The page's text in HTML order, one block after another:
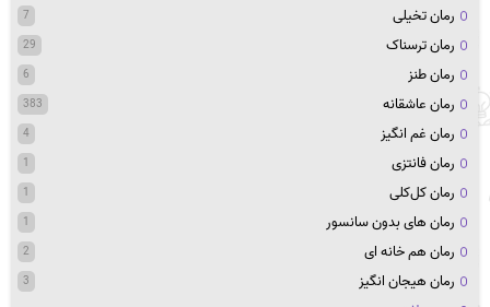
رمان تخیلی 7
رمان ترسناک 29
رمان طنز 6
رمان عاشقانه 383
رمان غم انگیز 4
رمان فانتزی 1
رمان کل‌کلی 1
رمان های بدون سانسور 1
رمان هم خانه ای 2
رمان هیجان انگیز 3